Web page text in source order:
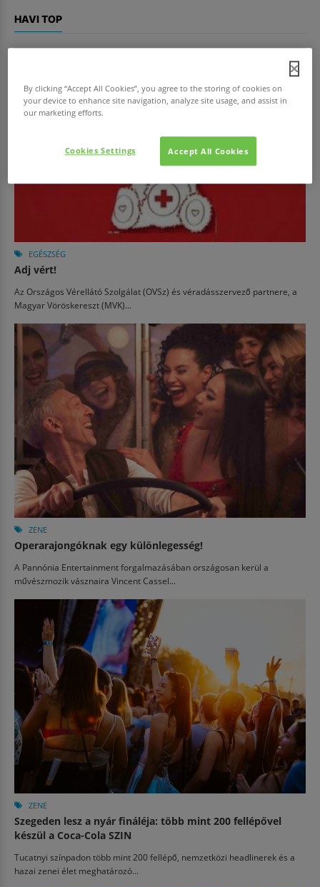
HAVI TOP
EGÉSZSÉG
Adj vért!
Az Országos Vérellátó Szolgálat (OVSz) és véradásszervező partnere, a
Magyar Vöröskereszt (MVK)...
ZENE
Operarajongóknak egy különlegesség!
A Pannónia Entertainment forgalmazásában országosan kerül a
művészmozik vásznaira Vincent Cassel...
ZENE
Szegeden lesz a nyár fináléja: több mint 200 fellépővel
készül a Coca-Cola SZIN
Tucatnyi színpadon több mint 200 fellépő, nemzetközi headlinerek és a
hazai zenei élet meghatározó...
By clicking “Accept All Cookies”, you agree to the storing of cookies on
your device to enhance site navigation, analyze site usage, and assist in
our marketing efforts.
Accept All Cookies
Cookies Settings